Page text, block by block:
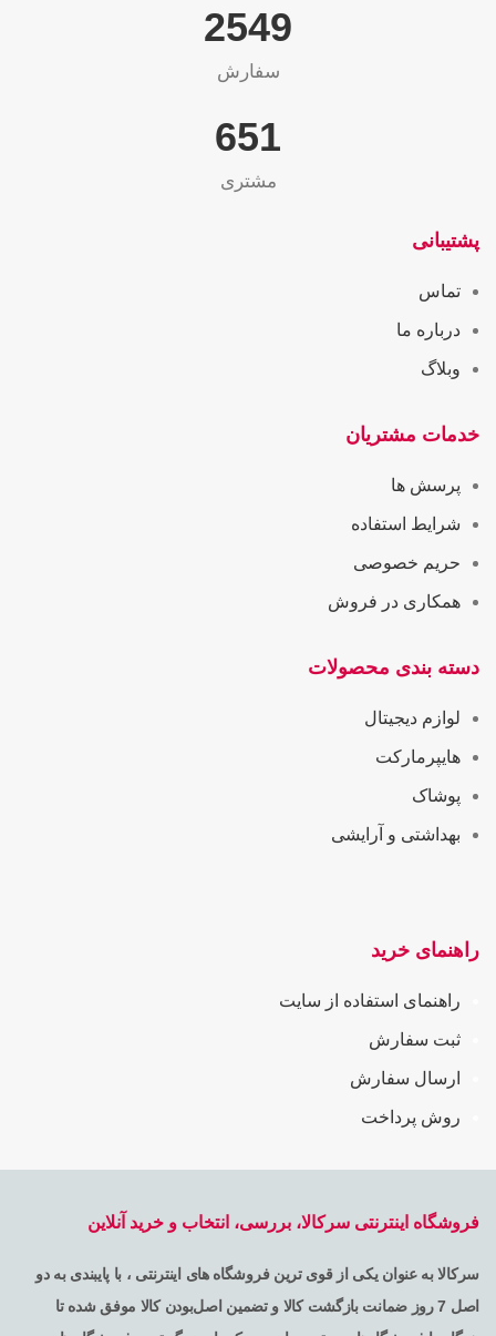
2565
سفارش
655
مشتری
پشتیبانی
تماس
درباره ما
وبلاگ
خدمات مشتریان
پرسش ها
شرایط استفاده
حریم خصوصی
همکاری در فروش
دسته بندی محصولات
لوازم دیجیتال
هایپرمارکت
پوشاک
بهداشتی و آرایشی
راهنمای خرید
راهنمای استفاده از سایت
ثبت سفارش
ارسال سفارش
روش پرداخت
فروشگاه اینترنتی سرکالا، بررسی، انتخاب و خرید آنلاین
سرکالا به عنوان یکی از قوی ترین فروشگاه های اینترنتی ، با پایبندی به دو
اصل 7 روز ضمانت بازگشت کالا و تضمین اصل‌بودن کالا موفق شده تا